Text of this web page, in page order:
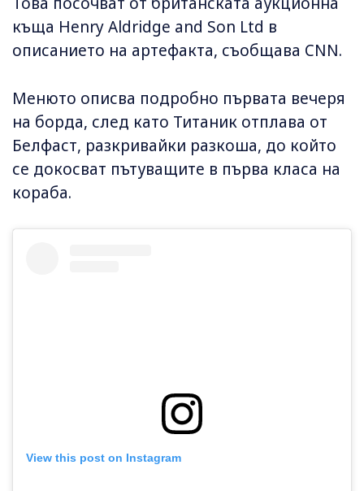
къща Henry Aldridge and Son Ltd в
описанието на артефакта, съобщава CNN.
Менюто описва подробно първата вечеря
на борда, след като Титаник отплава от
Белфаст, разкривайки разкоша, до който
се докосват пътуващите в първа класа на
кораба.
View this post on Instagram